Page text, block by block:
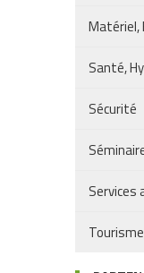
Matériel,
Santé,
Sécurité
Services